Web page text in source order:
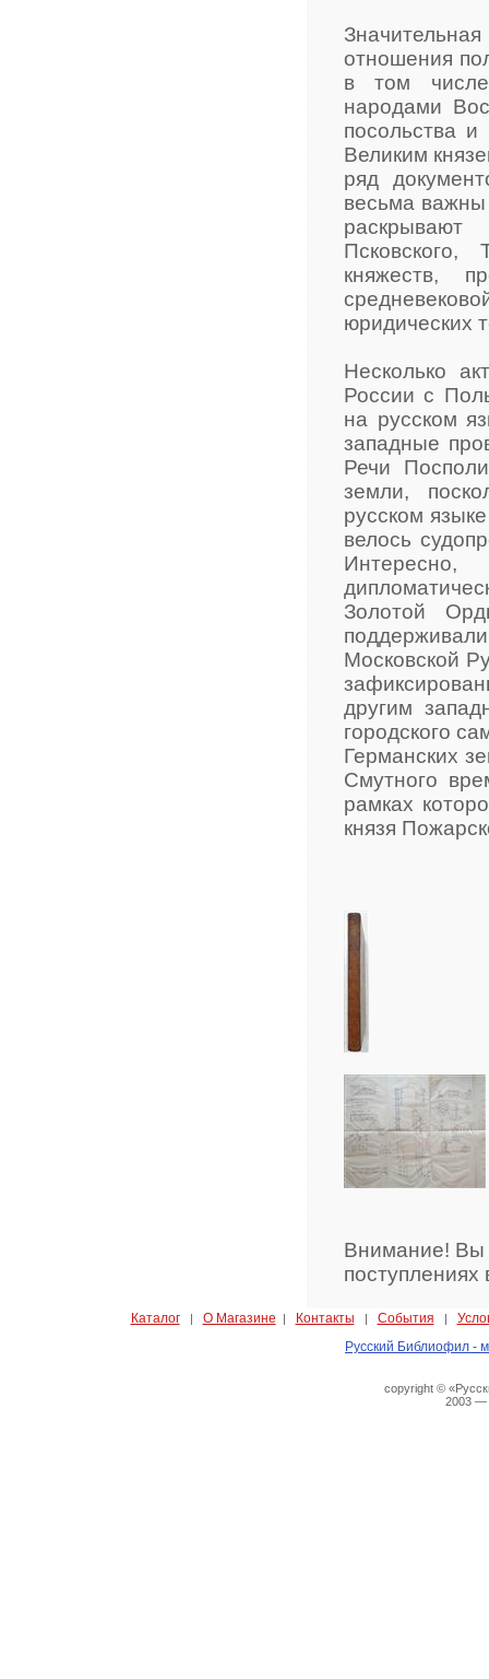
отношения
в том
народами
посольства
Великим
ряд
весьма важны
Псковского,
княжеств,
юридических
Несколько
России с
на русском
западные
Речи
земли,
русском
велось
Золотой
Московской
другим
городского
Германских
Смутного
рамках
князя
Внимание! Вы
Каталог| О Магазине | Контакты | События |
Русский Библиофил -
copyright ©
2003 —